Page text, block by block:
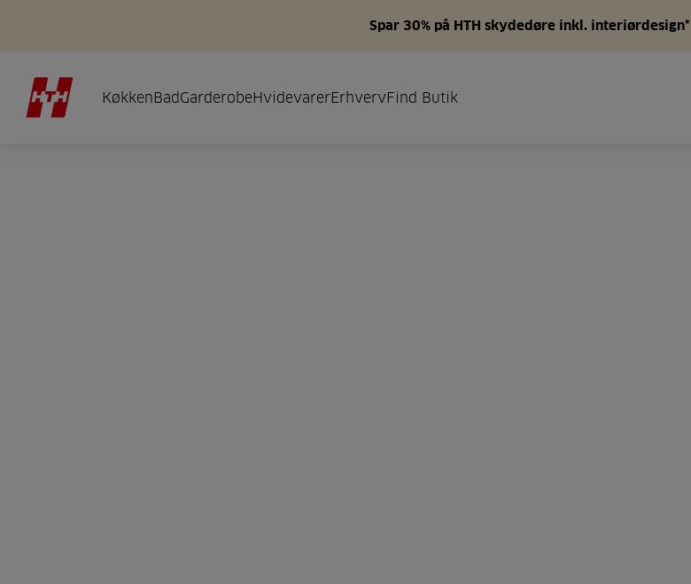
Spar 30% på HTH skydedøre inkl. interiørdesign*
KøkkenBadGarderobeHvidevarerErhvervFind Butik